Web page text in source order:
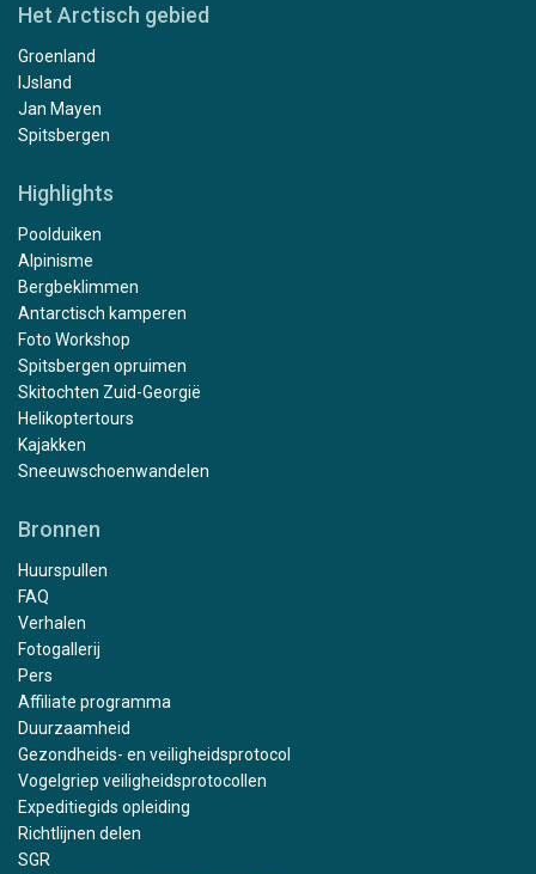
Het Arctisch gebied
Groenland
IJsland
Jan Mayen
Spitsbergen
Highlights
Poolduiken
Alpinisme
Bergbeklimmen
Antarctisch kamperen
Foto Workshop
Spitsbergen opruimen
Skitochten Zuid-Georgië
Helikoptertours
Kajakken
Sneeuwschoenwandelen
Bronnen
Huurspullen
FAQ
Verhalen
Fotogallerij
Pers
Affiliate programma
Duurzaamheid
Gezondheids- en veiligheidsprotocol
Vogelgriep veiligheidsprotocollen
Expeditiegids opleiding
Richtlijnen delen
SGR